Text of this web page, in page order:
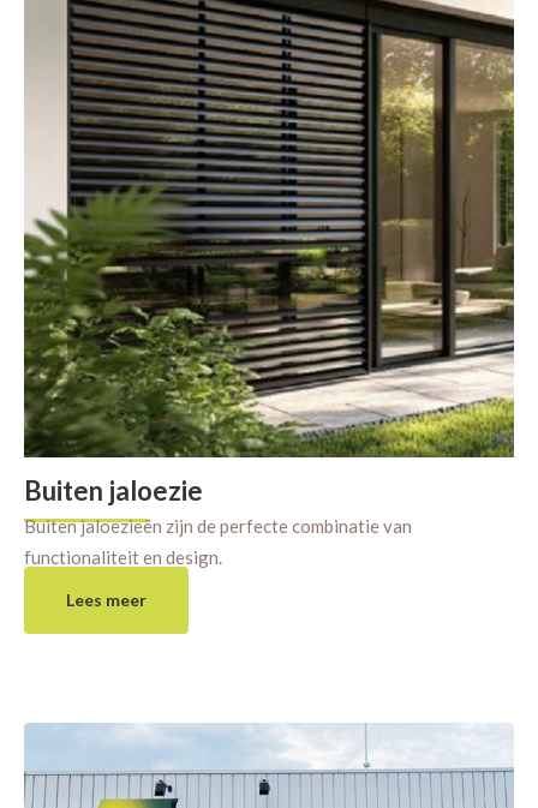
Buiten jaloezie
Buiten jaloezieën zijn de perfecte combinatie van
functionaliteit en design.
Lees meer